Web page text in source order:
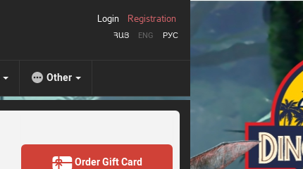
ՀԱՅ ENG РУС
Login Registration
Other
Order Gift Card